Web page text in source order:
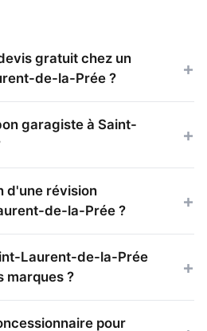
gratuit chez un
de-la-Prée ?
garagiste à Saint-
d'une révision
de-la-Prée ?
Laurent-de-la-Prée
marques ?
pour